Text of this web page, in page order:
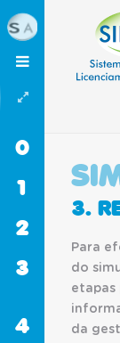
0
1 SILIAMB
2
3
GASES
FLUORADOS
4 CELE
3.
Para
do
etapas
da